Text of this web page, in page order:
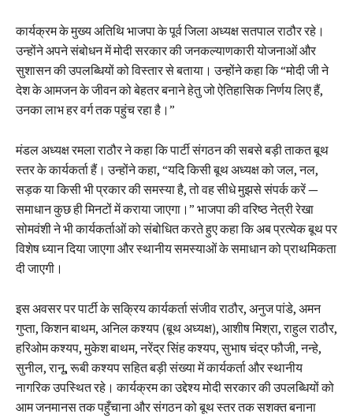
कार्यक्रम के मुख्य अतिथि भाजपा के पूर्व जिला अध्यक्ष सतपाल राठौर रहे।
उन्होंने अपने संबोधन में मोदी सरकार की जनकल्याणकारी योजनाओं और
सुशासन की उपलब्धियों को विस्तार से बताया। उन्होंने कहा कि “मोदी जी ने
देश के आमजन के जीवन को बेहतर बनाने हेतु जो ऐतिहासिक निर्णय लिए हैं,
उनका लाभ हर वर्ग तक पहुंच रहा है।”
मंडल अध्यक्ष रमला राठौर ने कहा कि पार्टी संगठन की सबसे बड़ी ताकत बूथ
स्तर के कार्यकर्ता हैं। उन्होंने कहा, “यदि किसी बूथ अध्यक्ष को जल, नल,
सड़क या किसी भी प्रकार की समस्या है, तो वह सीधे मुझसे संपर्क करें —
समाधान कुछ ही मिनटों में कराया जाएगा।” भाजपा की वरिष्ठ नेत्री रेखा
सोमवंशी ने भी कार्यकर्ताओं को संबोधित करते हुए कहा कि अब प्रत्येक बूथ पर
विशेष ध्यान दिया जाएगा और स्थानीय समस्याओं के समाधान को प्राथमिकता
दी जाएगी।
इस अवसर पर पार्टी के सक्रिय कार्यकर्ता संजीव राठौर, अनुज पांडे, अमन
गुप्ता, किशन बाथम, अनिल कश्यप (बूथ अध्यक्ष), आशीष मिश्रा, राहुल राठौर,
हरिओम कश्यप, मुकेश बाथम, नरेंद्र सिंह कश्यप, सुभाष चंद्र फौजी, नन्हे,
सुनील, रानू, रूबी कश्यप सहित बड़ी संख्या में कार्यकर्ता और स्थानीय
नागरिक उपस्थित रहे। कार्यक्रम का उद्देश्य मोदी सरकार की उपलब्धियों को
आम जनमानस तक पहुँचाना और संगठन को बूथ स्तर तक सशक्त बनाना